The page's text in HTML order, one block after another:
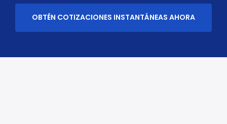
OBTÉN COTIZACIONES INSTANTÁNEAS AHORA